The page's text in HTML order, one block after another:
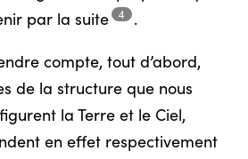
par la suite 4 .
compte, tout d’abord,
de la structure que nous
la Terre et le Ciel,
en effet respectivement